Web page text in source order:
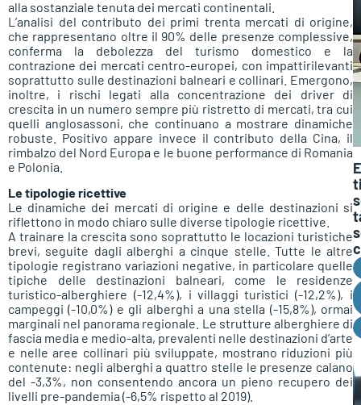
alla sostanziale tenuta dei mercati continentali.
L’analisi del contributo dei primi trenta mercati di origine,
che rappresentano oltre il 90% delle presenze complessive,
conferma la debolezza del turismo domestico e la
contrazione dei mercati centro-europei, con impattirilevanti
soprattutto sulle destinazioni balneari e collinari. Emergono,
inoltre, i rischi legati alla concentrazione dei driver di
crescita in un numero sempre più ristretto di mercati, tra cui
quelli anglosassoni, che continuano a mostrare dinamiche
robuste. Positivo appare invece il contributo della Cina, il
rimbalzo del Nord Europa e le buone performance di Romania
e Polonia.
Le tipologie ricettive
Le dinamiche dei mercati di origine e delle destinazioni si
riflettono in modo chiaro sulle diverse tipologie ricettive.
A trainare la crescita sono soprattutto le locazioni turistiche
brevi, seguite dagli alberghi a cinque stelle. Tutte le altre
tipologie registrano variazioni negative, in particolare quelle
tipiche delle destinazioni balneari, come le residenze
turistico-alberghiere (-12,4%), i villaggi turistici (-12,2%), i
campeggi (-10,0%) e gli alberghi a una stella (-15,8%), ormai
marginali nel panorama regionale. Le strutture alberghiere di
fascia media e medio-alta, prevalenti nelle destinazioni d’arte
e nelle aree collinari più sviluppate, mostrano riduzioni più
contenute: negli alberghi a quattro stelle le presenze calano
del -3,3%, non consentendo ancora un pieno recupero dei
livelli pre-pandemia (-6,5% rispetto al 2019).